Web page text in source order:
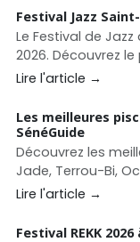
Festival Jazz
Le Festival de Jazz
2026. Découvrez
organiser votre
Lire l'article →
Les meilleures
SénéGuide
Découvrez les
Jade, Terrou-Bi,
Paradise, La
Dakar.
Lire l'article →
Festival REKK